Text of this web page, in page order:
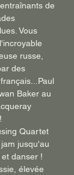
de
Vous
russe,
des
Baker au
Quartet
jusqu'au
danser !
élevée